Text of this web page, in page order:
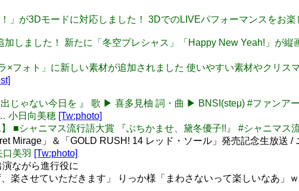
」が3Dモードに対応しました！ 3DでのLIVEパフォーマンスをお楽
しました！ 新たに「冬空プレシャス」「Happy New Yeah!」が縦
×フォト」に新しい素材が追加されました 使いやすい素材やクリス
じゃない今日を 』 歌 ▶ 喜多見柚 詞・曲 ▶ BNSI(steμ) #ファンア
小日向美穂 [Tw:photo]
■シャニマス流行語大賞 『ぶちかませ、黛冬優子!!』 #シャニマス
Mirage」＆「GOLD RUSH! 14 レッド・ソール」発売記念生放送 /
美羽 [Tw:photo]
ながら進行役に
楽させていただきます」 りっか様「まわさないって楽しいなあ」